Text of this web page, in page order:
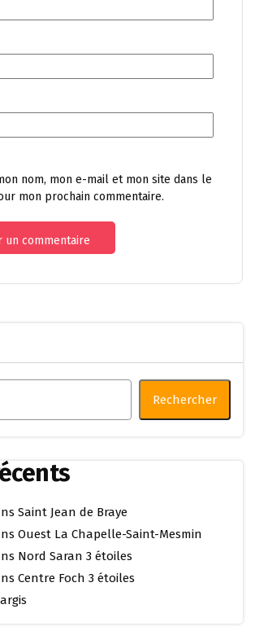
nom, mon e-mail et mon site dans le
mon prochain commentaire.
Rechercher
Saint Jean de Braye
Ouest La Chapelle-Saint-Mesmin
Nord Saran 3 étoiles
Centre Foch 3 étoiles